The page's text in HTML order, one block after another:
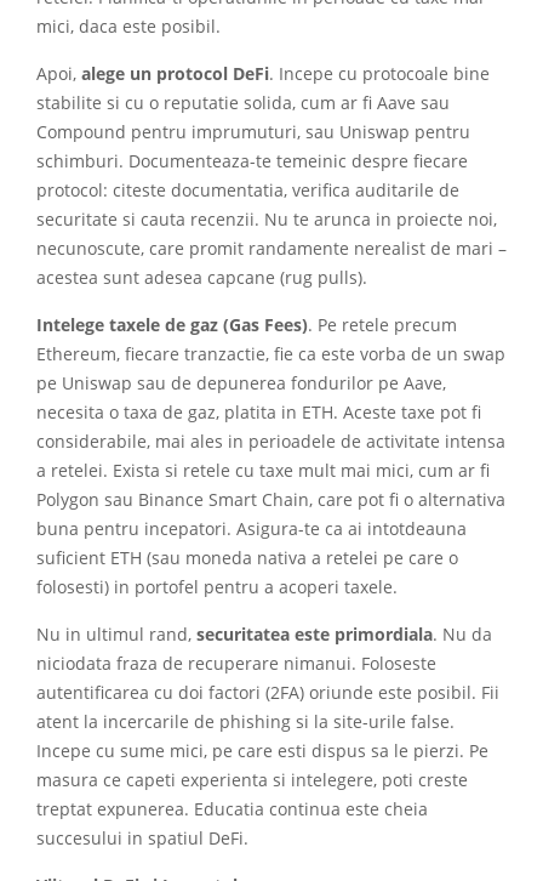
mici, daca este posibil.
Apoi, alege un protocol DeFi. Incepe cu protocoale bine
stabilite si cu o reputatie solida, cum ar fi Aave sau
Compound pentru imprumuturi, sau Uniswap pentru
schimburi. Documenteaza-te temeinic despre fiecare
protocol: citeste documentatia, verifica auditarile de
securitate si cauta recenzii. Nu te arunca in proiecte noi,
necunoscute, care promit randamente nerealist de mari –
acestea sunt adesea capcane (rug pulls).
Intelege taxele de gaz (Gas Fees). Pe retele precum
Ethereum, fiecare tranzactie, fie ca este vorba de un swap
pe Uniswap sau de depunerea fondurilor pe Aave,
necesita o taxa de gaz, platita in ETH. Aceste taxe pot fi
considerabile, mai ales in perioadele de activitate intensa
a retelei. Exista si retele cu taxe mult mai mici, cum ar fi
Polygon sau Binance Smart Chain, care pot fi o alternativa
buna pentru incepatori. Asigura-te ca ai intotdeauna
suficient ETH (sau moneda nativa a retelei pe care o
folosesti) in portofel pentru a acoperi taxele.
Nu in ultimul rand, securitatea este primordiala. Nu da
niciodata fraza de recuperare nimanui. Foloseste
autentificarea cu doi factori (2FA) oriunde este posibil. Fii
atent la incercarile de phishing si la site-urile false.
Incepe cu sume mici, pe care esti dispus sa le pierzi. Pe
masura ce capeti experienta si intelegere, poti creste
treptat expunerea. Educatia continua este cheia
succesului in spatiul DeFi.